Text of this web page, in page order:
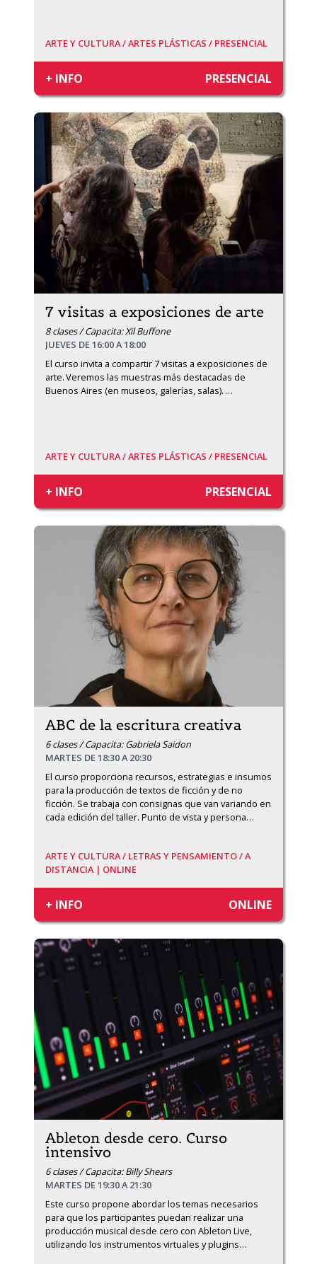
ARTE Y CULTURA /ARTES PLÁSTICAS / PRESENCIAL
+ INFO PRESENCIAL
7 visitas a exposiciones de arte
8 clases / Capacita: Xil Buffone
JUEVES DE 16:00 A 18:00
El curso invita a compartir 7 visitas a exposiciones de
arte. Veremos las muestras más destacadas de
Buenos Aires (en museos, galerías, salas). …
ARTE Y CULTURA /ARTES PLÁSTICAS / PRESENCIAL
+ INFO PRESENCIAL
ABC de la escritura creativa
6 clases / Capacita: Gabriela Saidon
MARTES DE 18:30 A 20:30
El curso proporciona recursos, estrategias e insumos
para la producción de textos de ficción y de no
ficción. Se trabaja con consignas que van variando en
cada edición del taller. Punto de vista y persona…
ARTE Y CULTURA / LETRAS Y PENSAMIENTO /A
DISTANCIA | ONLINE
+ INFO ONLINE
Ableton desde cero. Curso
intensivo
6 clases / Capacita: Billy Shears
MARTES DE 19:30 A 21:30
Este curso propone abordar los temas necesarios
para que los participantes puedan realizar una
producción musical desde cero con Ableton Live,
utilizando los instrumentos virtuales y plugins…